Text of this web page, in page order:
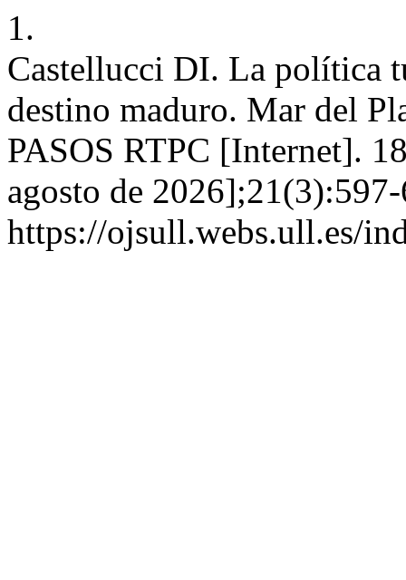
1.
Castellucci DI. La política
destino maduro. Mar del
PASOS RTPC [Internet].
agosto de
https://ojsull.webs.ull.es/